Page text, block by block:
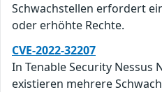
Schwachstellen erfordert
oder erhöhte Rechte.
CVE-2022-32207
In Tenable Security
existieren mehrere